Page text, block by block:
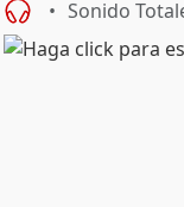
Sonido